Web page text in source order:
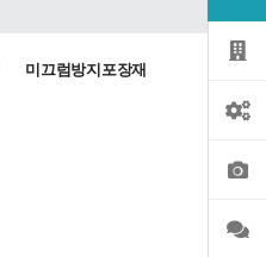
미끄럼방지포장재